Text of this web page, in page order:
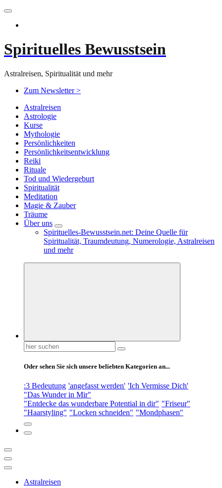
Zum
springen
Spirituelles Bewusstsein
Astralreisen, Spiritualität und mehr
Zum Newsletter >
Astralreisen
Astrologie
Kurse
Mythologie
Persönlichkeiten
Persönlichkeitsentwicklung
Reiki
Rituale
Tod und Wiedergeburt
Spiritualität
Meditation
Magie & Zauber
Träume
Über uns
Spirituelles-Bewusstsein.net: Deine Quelle für
Spiritualität, Traumdeutung, Numerologie, Astralreisen
und mehr
Suchen
nach:
Oder sehen Sie sich unsere beliebten Kategorien an...
:3 Bedeutung 'angefasst werden' 'Ich Vermisse Dich'
"Das Wunder in Mir"
"Entdecke das wunderbare Potential in dir" "Friseur"
"Haarstyling" "Locken schneiden" "Mondphasen"
Astralreisen